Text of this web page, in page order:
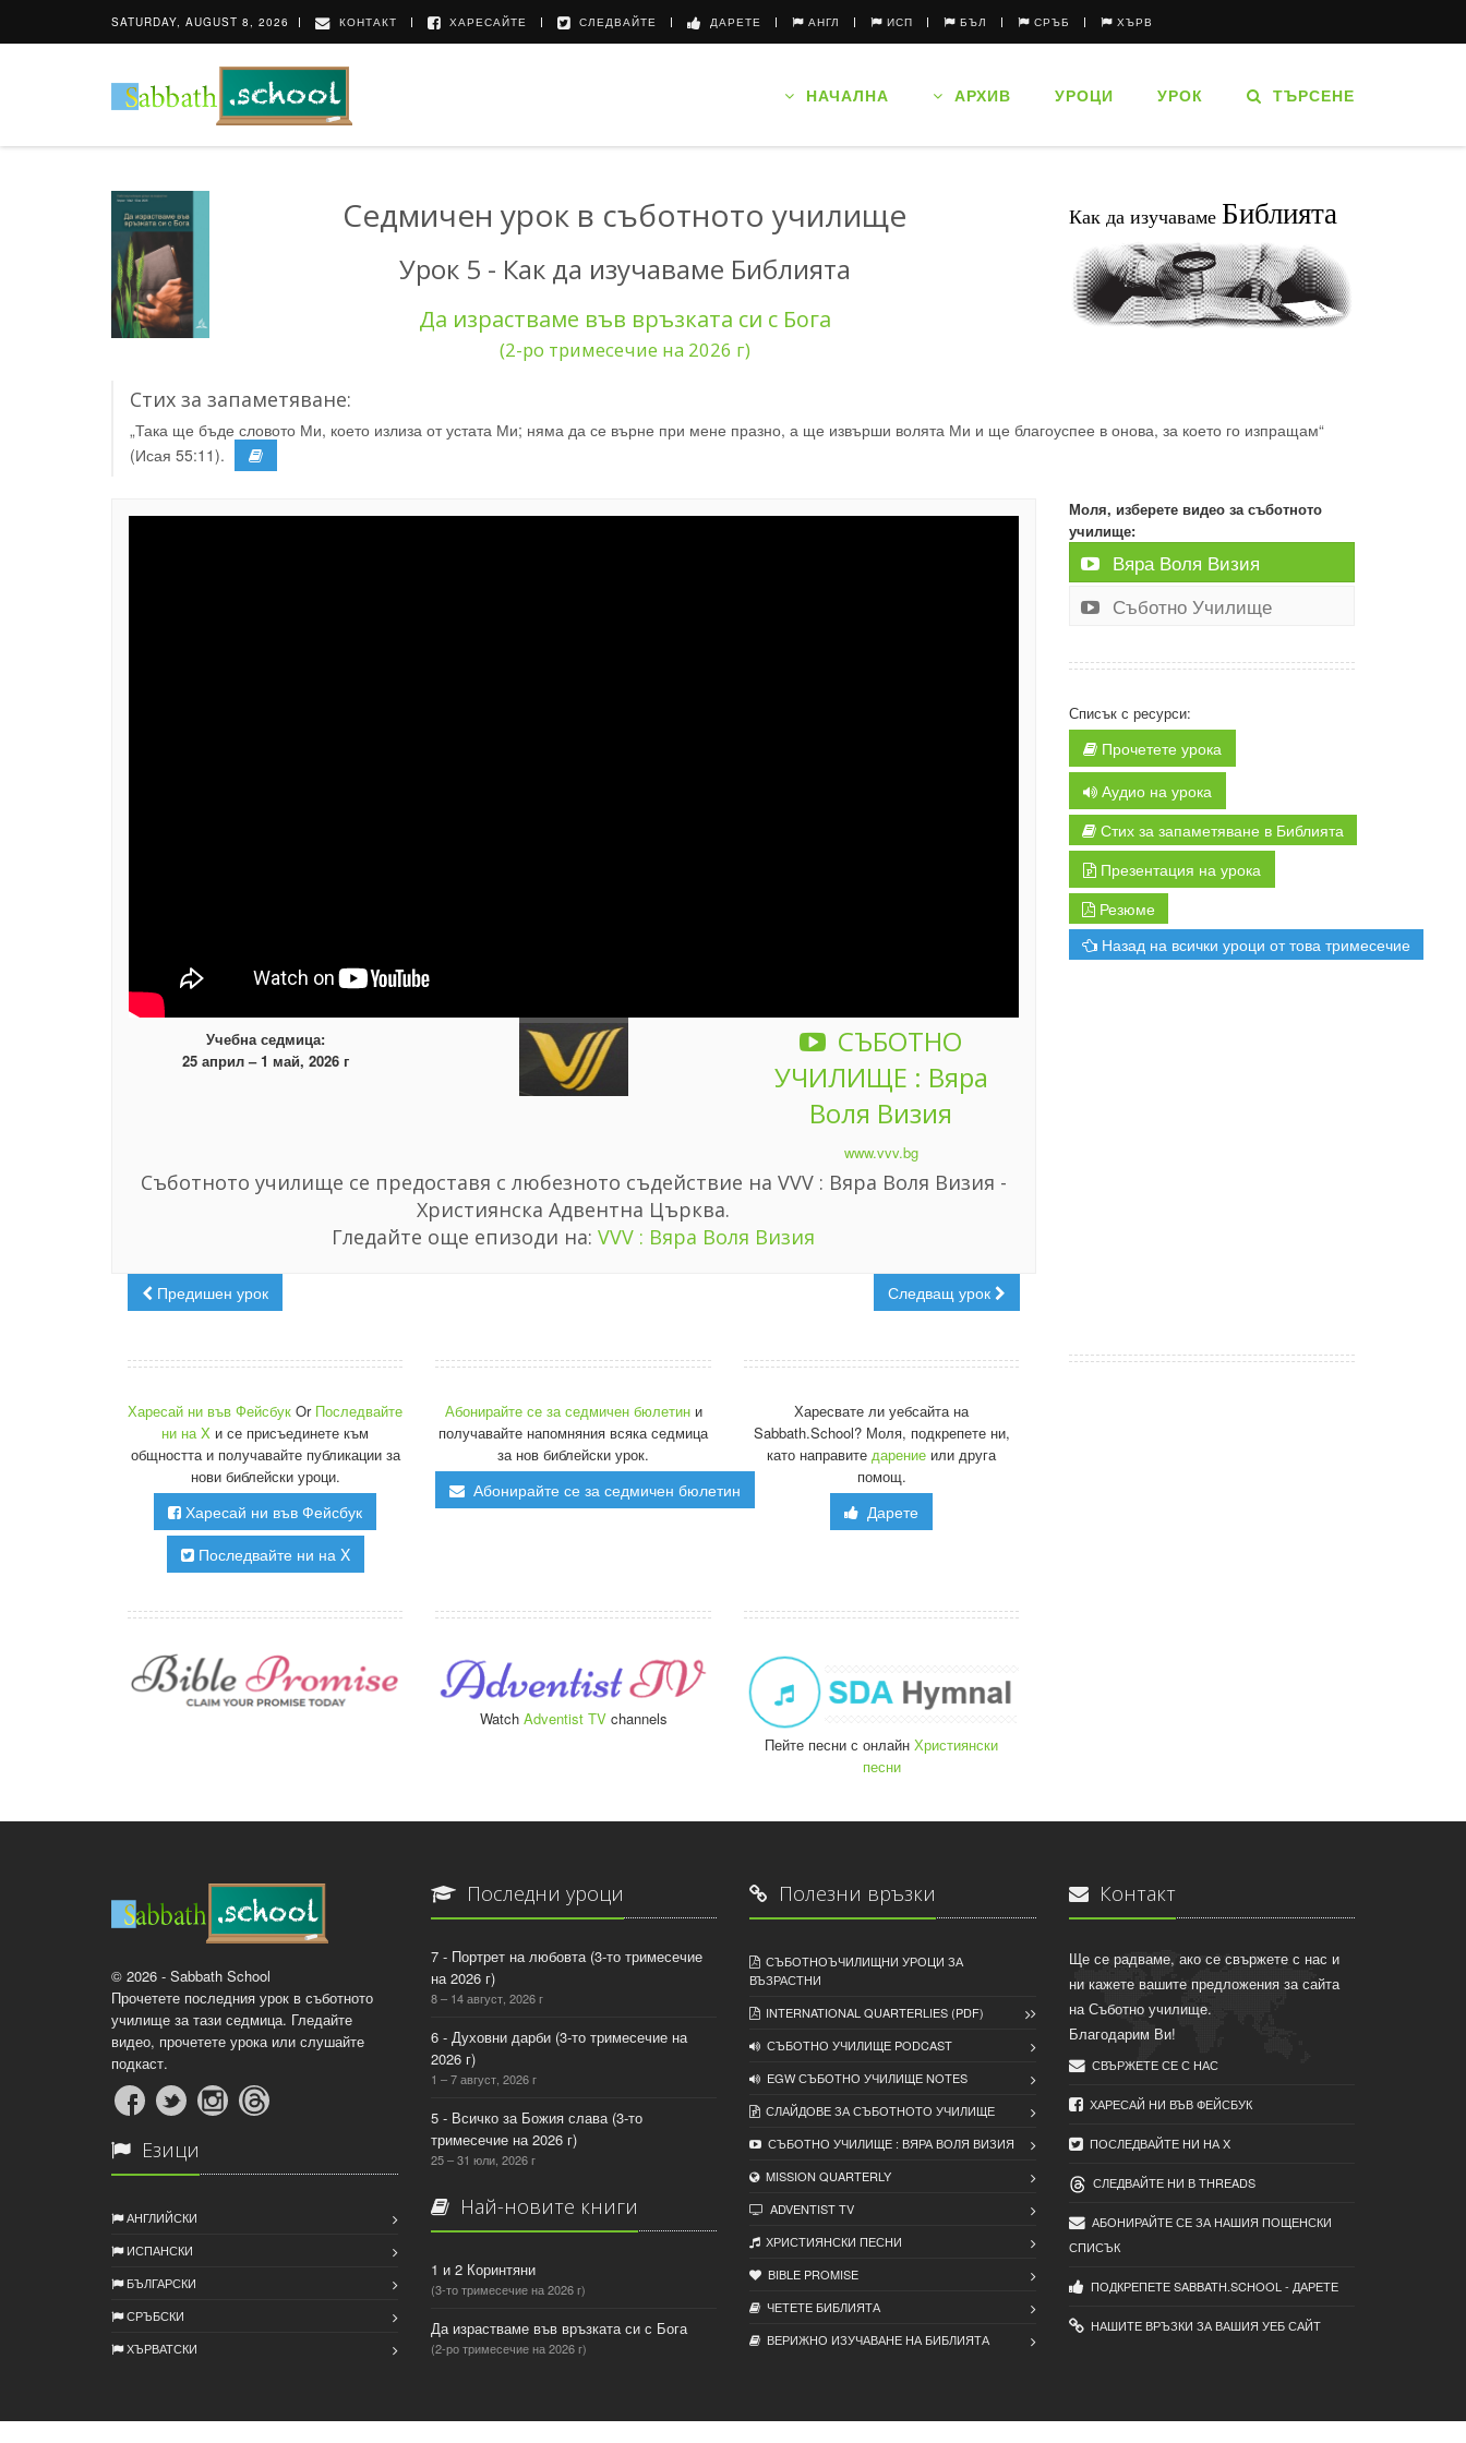
SATURDAY, AUGUST 8, 2026 КОНТАКТ ХАРЕСАЙТЕ СЛЕДВАЙТЕ ДАРЕТЕ АНГЛ ИСП БЪЛ СРЪБ ХЪРВ
НАЧАЛНА АРХИВ УРОЦИ УРОК ТЪРСЕНЕ
Седмичен урок в съботното училище
Урок 5 - Как да изучаваме Библията
Да израстваме във връзката си с Бога
(2-ро тримесечие на 2026 г)
Как да изучаваме Библията
Стих за запаметяване:
„Така ще бъде словото Ми, което излиза от устата Ми; няма да се върне при мене празно, а ще извърши волята Ми и ще благоуспее в онова, за което го изпращам“
(Исая 55:11).
Учебна седмица:
25 април – 1 май, 2026 г
СЪБОТНО
УЧИЛИЩЕ : Вяра
Воля Визия
www.vvv.bg
Съботното училище се предоставя с любезното съдействие на VVV : Вяра Воля Визия -
Християнска Адвентна Църква.
Гледайте още епизоди на:VVV : Вяра Воля Визия
Предишен урок Следващ урок
Моля, изберете видео за съботното
училище:
Вяра Воля Визия
Съботно Училище
Списък с ресурси:
Прочетете урока
Аудио на урока
Стих за запаметяване в Библията
Презентация на урока
Резюме
Назад на всички уроци от това тримесечие
Харесай ни във ФейсбукOr Последвайте
ни на X и се присъединете към
общността и получавайте публикации за
нови библейски уроци.
Харесай ни във Фейсбук
Последвайте ни на X
Абонирайте се за седмичен бюлетини
получавайте напомняния всяка седмица
за нов библейски урок.
Абонирайте се за седмичен бюлетин
Харесвате ли уебсайта на
Sabbath.School? Моля, подкрепете ни,
като направите дарение или друга
помощ.
Дарете
Watch Adventist TVchannels
Пейте песни с онлайнХристиянски
песни
© 2026 - Sabbath School
Прочетете последния урок в съботното
училище за тази седмица. Гледайте
видео, прочетете урока или слушайте
подкаст.
Езици
АНГЛИЙСКИ
ИСПАНСКИ
БЪЛГАРСКИ
СРЪБСКИ
ХЪРВАТСКИ
Последни уроци
7 - Портрет на любовта (3-то тримесечие
на 2026 г)
8 – 14 август, 2026 г
6 - Духовни дарби (3-то тримесечие на
2026 г)
1 – 7 август, 2026 г
5 - Всичко за Божия слава (3-то
тримесечие на 2026 г)
25 – 31 юли, 2026 г
Най-новите книги
1 и 2 Коринтяни
(3-то тримесечие на 2026 г)
Да израстваме във връзката си с Бога
(2-ро тримесечие на 2026 г)
Полезни връзки
СЪБОТНОЪЧИЛИЩНИ УРОЦИ ЗА
ВЪЗРАСТНИ
INTERNATIONAL QUARTERLIES (PDF)
СЪБОТНО УЧИЛИЩЕ PODCAST
EGW СЪБОТНО УЧИЛИЩЕ NOTES
СЛАЙДОВЕ ЗА СЪБОТНОТО УЧИЛИЩЕ
СЪБОТНО УЧИЛИЩЕ : ВЯРА ВОЛЯ ВИЗИЯ
MISSION QUARTERLY
ADVENTIST TV
ХРИСТИЯНСКИ ПЕСНИ
BIBLE PROMISE
ЧЕТЕТЕ БИБЛИЯТА
ВЕРИЖНО ИЗУЧАВАНЕ НА БИБЛИЯТА
Контакт
Ще се радваме, ако се свържете с нас и
ни кажете вашите предложения за сайта
на Съботно училище.
Благодарим Ви!
СВЪРЖЕТЕ СЕ С НАС
ХАРЕСАЙ НИ ВЪВ ФЕЙСБУК
ПОСЛЕДВАЙТЕ НИ НА X
СЛЕДВАЙТЕ НИ В THREADS
АБОНИРАЙТЕ СЕ ЗА НАШИЯ ПОЩЕНСКИ
СПИСЪК
ПОДКРЕПЕТЕ SABBATH.SCHOOL - ДАРЕТЕ
НАШИТЕ ВРЪЗКИ ЗА ВАШИЯ УЕБ САЙТ